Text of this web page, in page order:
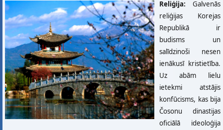
Reliģija: Galvenās
reliģijas Korejas
Republikā ir
budisms un
salīdzinoši nesen
ienākusī kristietība.
Uz abām lielu
ietekmi atstājis
konfūcisms, kas bija
Čosonu dinastijas
oficiālā ideoloģija